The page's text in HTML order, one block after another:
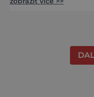
tráva svěží a
shromažďují
milionu pakoňů,